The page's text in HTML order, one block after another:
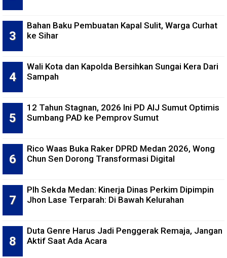
Bahan Baku Pembuatan Kapal Sulit, Warga Curhat
ke Sihar
Wali Kota dan Kapolda Bersihkan Sungai Kera Dari
Sampah
12 Tahun Stagnan, 2026 Ini PD AIJ Sumut Optimis
Sumbang PAD ke Pemprov Sumut
Rico Waas Buka Raker DPRD Medan 2026, Wong
Chun Sen Dorong Transformasi Digital
Plh Sekda Medan: Kinerja Dinas Perkim Dipimpin
Jhon Lase Terparah: Di Bawah Kelurahan
Duta Genre Harus Jadi Penggerak Remaja, Jangan
Aktif Saat Ada Acara